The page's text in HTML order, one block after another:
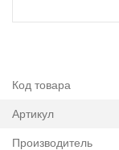
Код товара
Артикул
Производитель